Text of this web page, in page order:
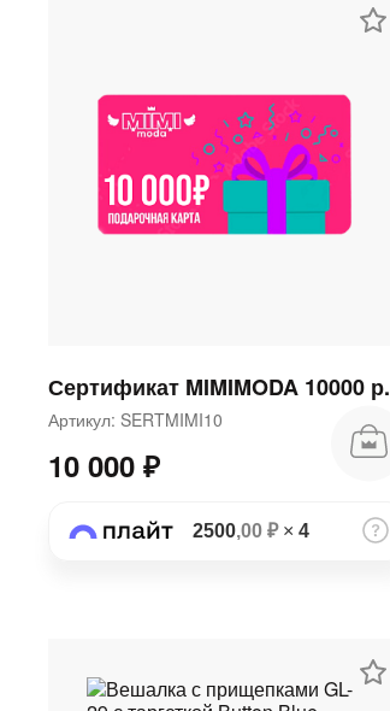
Сертификат MIMIMODA 10000 р.
Артикул: SERTMIMI10
10 000 ₽
2500,00 ₽× 4